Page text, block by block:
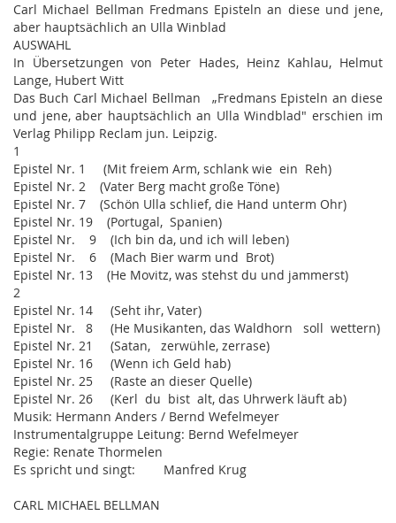
Carl Michael Bellman Fredmans Episteln an diese und jene,
aber hauptsächlich an Ulla Winblad
AUSWAHL
In Übersetzungen von Peter Hades, Heinz Kahlau, Helmut
Lange, Hubert Witt
Das Buch Carl Michael Bellman „Fredmans Episteln an diese
und jene, aber hauptsächlich an Ulla Windblad" erschien im
Verlag Philipp Reclam jun. Leipzig.
1
Epistel Nr. 1 (Mit freiem Arm, schlank wie ein Reh)
Epistel Nr. 2 (Vater Berg macht große Töne)
Epistel Nr. 7 (Schön Ulla schlief, die Hand unterm Ohr)
Epistel Nr. 19 (Portugal, Spanien)
Epistel Nr. 9 (Ich bin da, und ich will leben)
Epistel Nr. 6 (Mach Bier warm und Brot)
Epistel Nr. 13 (He Movitz, was stehst du und jammerst)
2
Epistel Nr. 14 (Seht ihr, Vater)
Epistel Nr. 8 (He Musikanten, das Waldhorn soll wettern)
Epistel Nr. 21 (Satan, zerwühle, zerrase)
Epistel Nr. 16 (Wenn ich Geld hab)
Epistel Nr. 25 (Raste an dieser Quelle)
Epistel Nr. 26 (Kerl du bist alt, das Uhrwerk läuft ab)
Musik: Hermann Anders / Bernd Wefelmeyer
Instrumentalgruppe Leitung: Bernd Wefelmeyer
Regie: Renate Thormelen
Es spricht und singt: Manfred Krug
CARL MICHAEL BELLMAN